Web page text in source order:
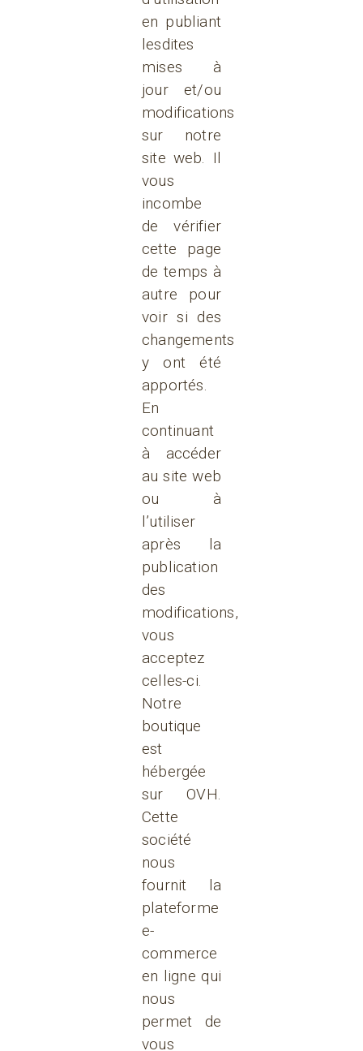
en publiant
lesdites
mises à
jour et/ou
modifications
sur notre
site web. Il
vous
incombe
de vérifier
cette page
de temps à
autre pour
voir si des
changements
y ont été
apportés.
En
continuant
à accéder
au site web
ou à
l’utiliser
après la
publication
des
modifications,
vous
acceptez
celles-ci.
Notre
boutique
est
hébergée
sur OVH.
Cette
société
nous
fournit la
plateforme
e-
commerce
en ligne qui
nous
permet de
vous